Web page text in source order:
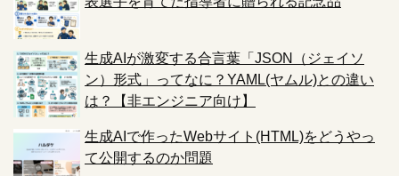
生成AIが激変する合言葉「JSON（ジェイソ
ン）形式」ってなに？YAML(ヤムル)との違い
は？【非エンジニア向け】
生成AIで作ったWebサイト(HTML)をどうやっ
て公開するのか問題